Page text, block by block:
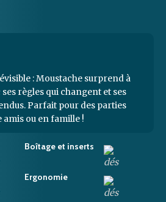
: Moustache surprend à
règles qui changent et ses
Parfait pour des parties
ou en famille !
Boîtage et inserts
Ergonomie